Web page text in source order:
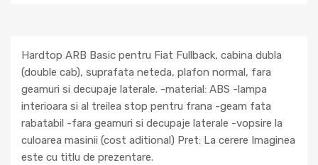
Hardtop ARB Basic pentru Fiat Fullback, cabina dubla
(double cab), suprafata neteda, plafon normal, fara
geamuri si decupaje laterale. -material: ABS -lampa
interioara si al treilea stop pentru frana -geam fata
rabatabil -fara geamuri si decupaje laterale -vopsire la
culoarea masinii (cost aditional) Pret: La cerere Imaginea
este cu titlu de prezentare.